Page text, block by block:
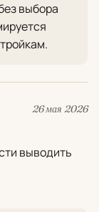
выбора
26 мая 2026
выводить